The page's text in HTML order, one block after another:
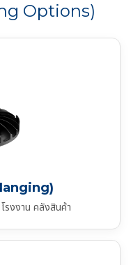
Options)
รงงาน คลังสินค้า